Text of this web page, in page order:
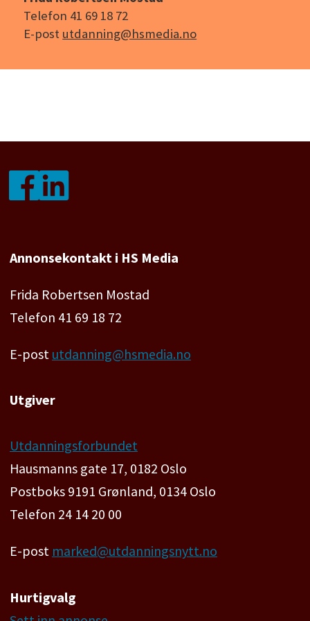
beslutningsvegar og tett samarbeid
kommunalområde og sju tenesteeiningar
Kommunen har om lag 190 tilsette
Kommunen er ein IA-bedrift
Telefon 41 69 18 72
E-post utdanning@hsmedia.no
Annonsekontakt i HS Media
Frida Robertsen Mostad
Telefon 41 69 18 72
E-post utdanning@hsmedia.no
Utgiver
Utdanningsforbundet
Hausmanns gate 17, 0182 Oslo
Postboks 9191 Grønland, 0134 Oslo
Telefon 24 14 20 00
E-post marked@utdanningsnytt.no
Hurtigvalg